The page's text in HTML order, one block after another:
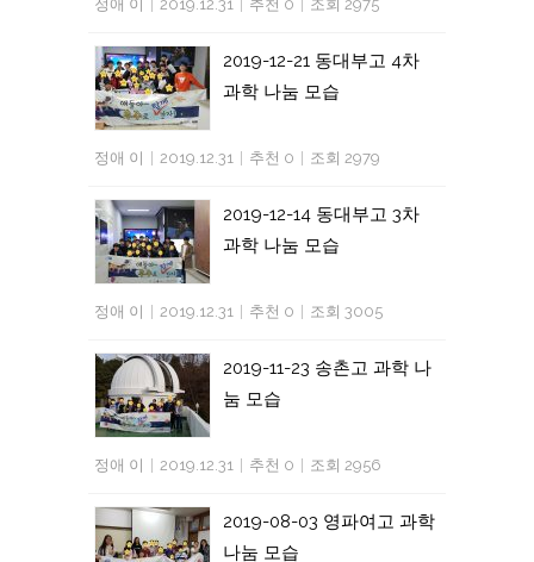
정애 이 2019.12.31 추천 0 조회 2975
2019-12-21 동대부고 4차
과학 나눔 모습
정애 이 2019.12.31 추천 0 조회 2979
2019-12-14 동대부고 3차
과학 나눔 모습
정애 이 2019.12.31 추천 0 조회 3005
2019-11-23 송촌고 과학 나
눔 모습
정애 이 2019.12.31 추천 0 조회 2956
2019-08-03 영파여고 과학
나눔 모습